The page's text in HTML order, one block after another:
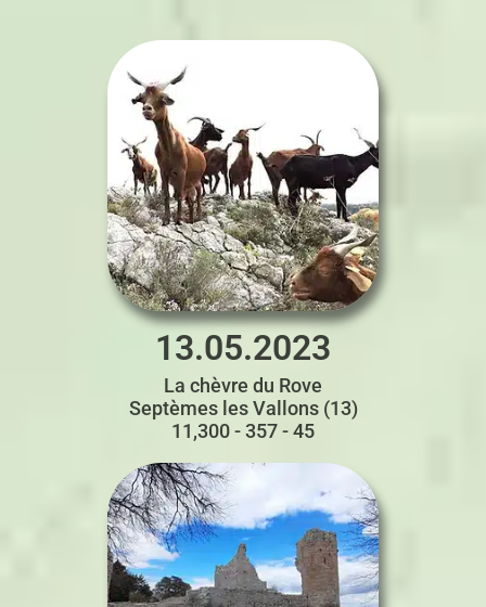
13.05.2023
La chèvre du Rove
Septèmes les Vallons (13)
11,300 - 357 - 45